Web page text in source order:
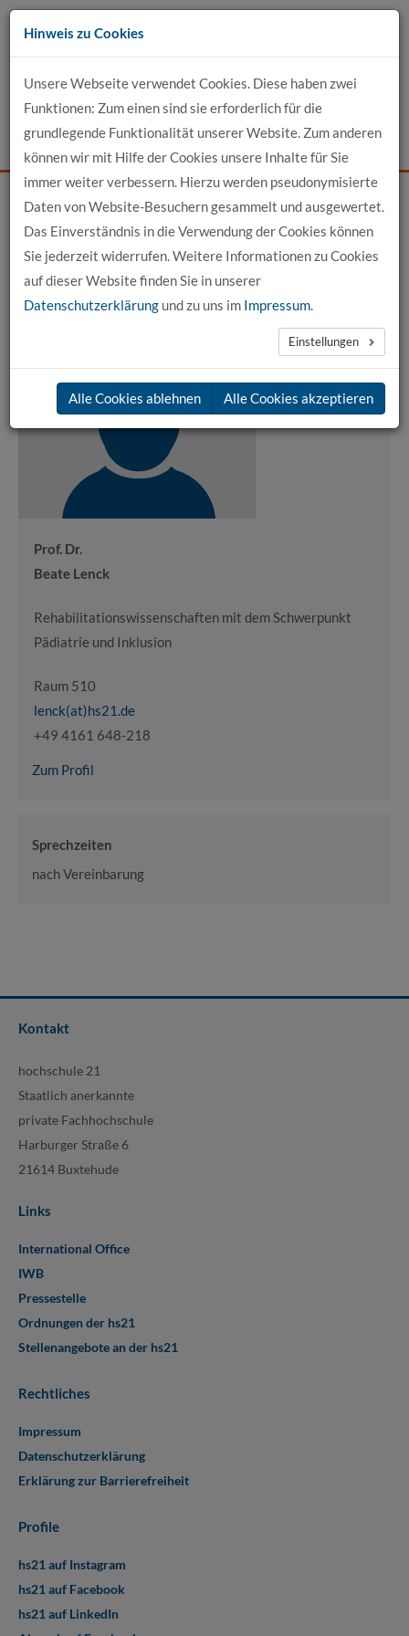
Zum
Inhalt
Events News Login Suche
Kontakt
Startseite Profil-Detailansicht
Profilansicht
Prof. Dr.
Beate Lenck
Rehabilitationswissenschaften mit dem Schwerpunkt
Pädiatrie und Inklusion
Raum 510
lenck(at)hs21.de
+49 4161 648-218
Zum Profil
Sprechzeiten
nach Vereinbarung
Kontakt
hochschule 21
Staatlich anerkannte
private Fachhochschule
Harburger Straße 6
21614 Buxtehude
Links
International Office
IWB
Pressestelle
Ordnungen der hs21
Stellenangebote an der hs21
Rechtliches
Impressum
Datenschutzerklärung
Erklärung zur Barrierefreiheit
Profile
hs21 auf Instagram
hs21 auf Facebook
hs21 auf LinkedIn
Hinweis zu Cookies
Unsere Webseite verwendet Cookies. Diese haben zwei
Funktionen: Zum einen sind sie erforderlich für die
grundlegende Funktionalität unserer Website. Zum anderen
können wir mit Hilfe der Cookies unsere Inhalte für Sie
immer weiter verbessern. Hierzu werden pseudonymisierte
Daten von Website-Besuchern gesammelt und ausgewertet.
Das Einverständnis in die Verwendung der Cookies können
Sie jederzeit widerrufen. Weitere Informationen zu Cookies
auf dieser Website finden Sie in unserer
Datenschutzerklärung und zu uns im Impressum.
Einstellungen
Alle Cookies ablehnen Alle Cookies akzeptieren